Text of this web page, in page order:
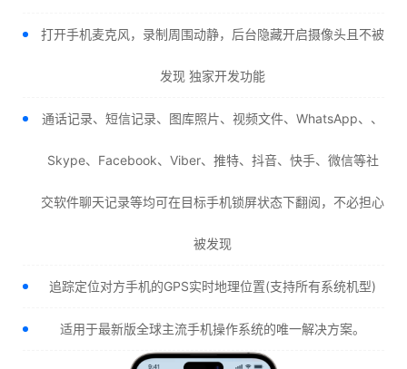
打开手机麦克风，录制周围动静，后台隐藏开启摄像头且不被
发现 独家开发功能
通话记录、短信记录、图库照片、视频文件、WhatsApp、、
Skype、Facebook、Viber、推特、抖音、快手、微信等社
交软件聊天记录等均可在目标手机锁屏状态下翻阅，不必担心
被发现
追踪定位对方手机的GPS实时地理位置(支持所有系统机型)
适用于最新版全球主流手机操作系统的唯一解决方案。